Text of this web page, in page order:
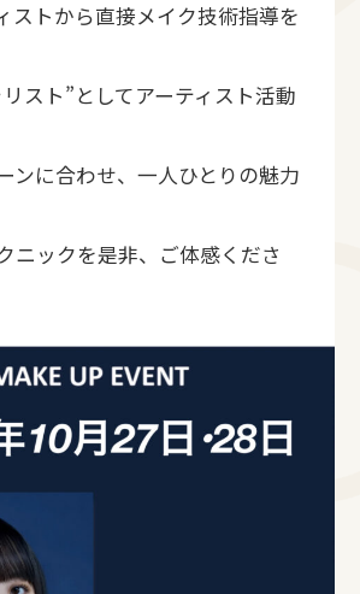
ストから直接メイク技術指導を
スト”としてアーティスト活動
ンに合わせ、一人ひとりの魅力
ニックを是非、ご体感くださ